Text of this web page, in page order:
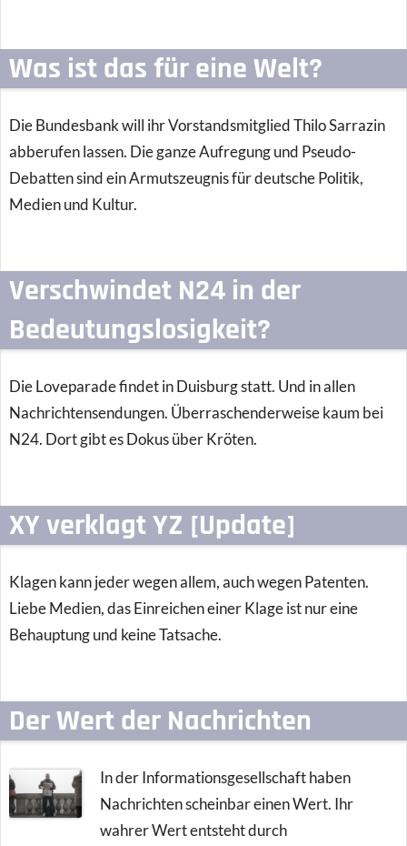
Was ist das für eine Welt?
Die Bundesbank will ihr Vorstandsmitglied Thilo Sarrazin
abberufen lassen. Die ganze Aufregung und Pseudo-
Debatten sind ein Armutszeugnis für deutsche Politik,
Medien und Kultur.
Verschwindet N24 in der
Bedeutungslosigkeit?
Die Loveparade findet in Duisburg statt. Und in allen
Nachrichtensendungen. Überraschenderweise kaum bei
N24. Dort gibt es Dokus über Kröten.
XY verklagt YZ [Update]
Klagen kann jeder wegen allem, auch wegen Patenten.
Liebe Medien, das Einreichen einer Klage ist nur eine
Behauptung und keine Tatsache.
Der Wert der Nachrichten
In der Informationsgesellschaft haben
Nachrichten scheinbar einen Wert. Ihr
wahrer Wert entsteht durch